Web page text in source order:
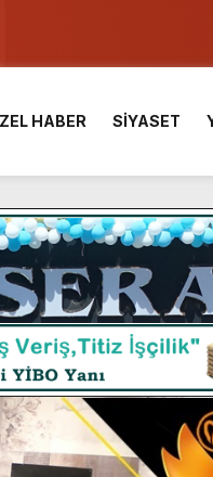
ilerliyor.
Aileleriyle Bir Araya
hayırlı olsun
HABER SİYASET